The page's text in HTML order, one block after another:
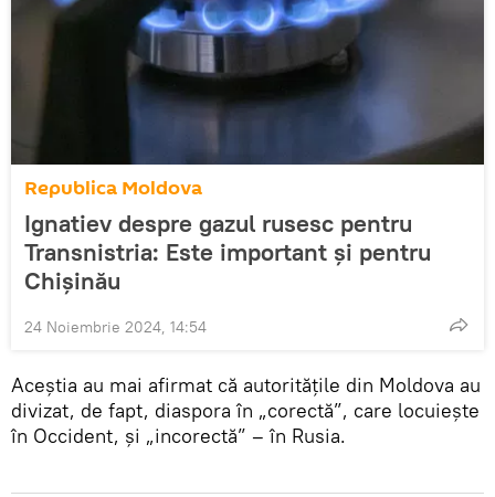
Republica Moldova
Ignatiev despre gazul rusesc pentru
Transnistria: Este important și pentru
Chișinău
24 Noiembrie 2024, 14:54
Aceștia au mai afirmat că autoritățile din Moldova au
divizat, de fapt, diaspora în „corectă”, care locuiește
în Occident, și „incorectă” – în Rusia.